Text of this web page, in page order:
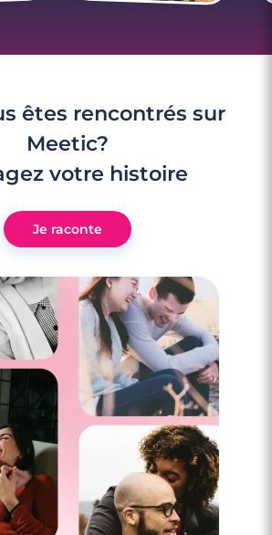
êtes rencontrés sur
Meetic?
votre histoire
Je raconte